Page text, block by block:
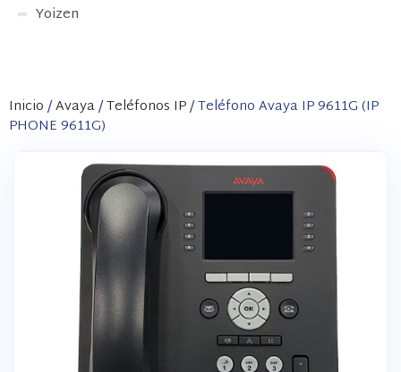
Yoizen
Inicio/Avaya/Teléfonos IP/ Teléfono Avaya IP 9611G (IP
PHONE 9611G)